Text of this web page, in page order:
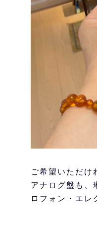
ご希望いただ
アナログ盤も、
ロフォン・エレ